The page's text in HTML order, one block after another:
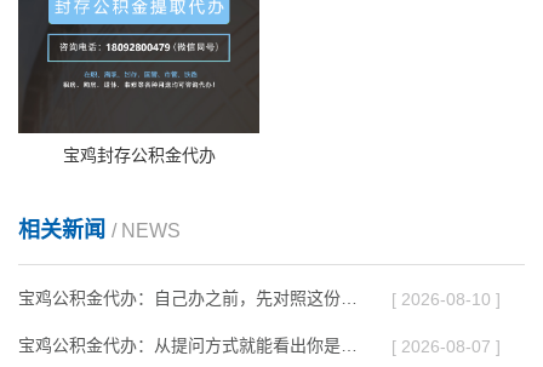
宝鸡封存公积金代办
相关新闻 / NEWS
宝鸡公积金代办：自己办之前，先对照这份检查清单 [ 2026-08-10 ]
宝鸡公积金代办：从提问方式就能看出你是否需要帮助 [ 2026-08-07 ]